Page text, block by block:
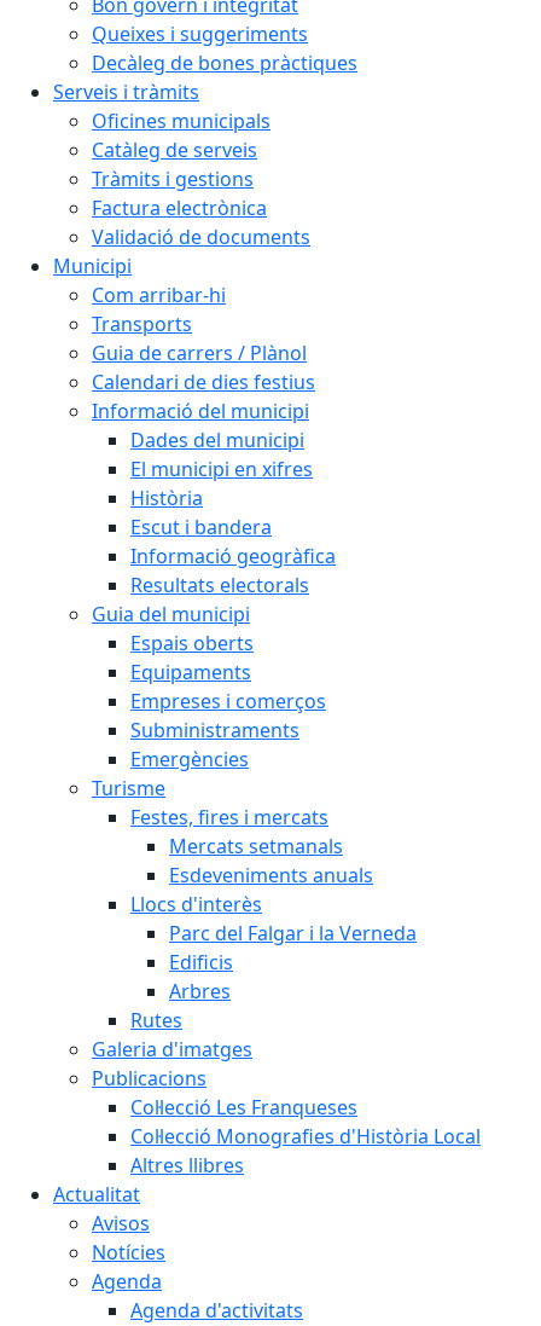
Queixes i suggeriments
Decàleg de bones pràctiques
Serveis i tràmits
Oficines municipals
Catàleg de serveis
Tràmits i gestions
Factura electrònica
Validació de documents
Municipi
Com arribar-hi
Transports
Guia de carrers / Plànol
Calendari de dies festius
Informació del municipi
Dades del municipi
El municipi en xifres
Història
Escut i bandera
Informació geogràfica
Resultats electorals
Guia del municipi
Espais oberts
Equipaments
Empreses i comerços
Subministraments
Emergències
Turisme
Festes, fires i mercats
Mercats setmanals
Esdeveniments anuals
Llocs d'interès
Parc del Falgar i la Verneda
Edificis
Arbres
Rutes
Galeria d'imatges
Publicacions
Col·lecció Les Franqueses
Col·lecció Monografies d'Història Local
Altres llibres
Actualitat
Avisos
Notícies
Agenda
Agenda d'activitats